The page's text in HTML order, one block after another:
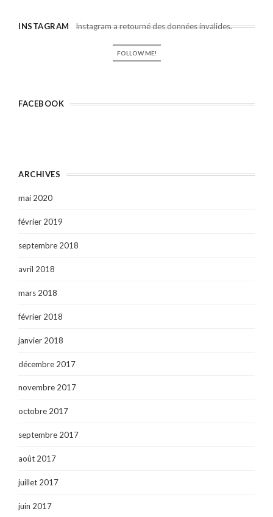
INSTAGRAM Instagram a retourné des données invalides.
FOLLOW ME!
FACEBOOK
ARCHIVES
mai 2020
février 2019
septembre 2018
avril 2018
mars 2018
février 2018
janvier 2018
décembre 2017
novembre 2017
octobre 2017
septembre 2017
août 2017
juillet 2017
juin 2017